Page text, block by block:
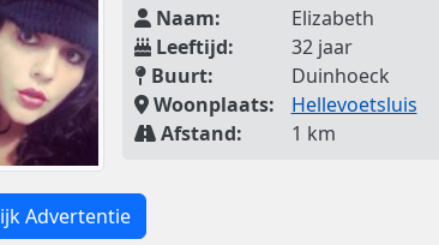
Naam:
Elizabeth
Leeftijd:
32 jaar
Buurt:
Duinhoeck
Woonplaats:
Hellevoetsluis
Afstand:
1 km
Advertentie